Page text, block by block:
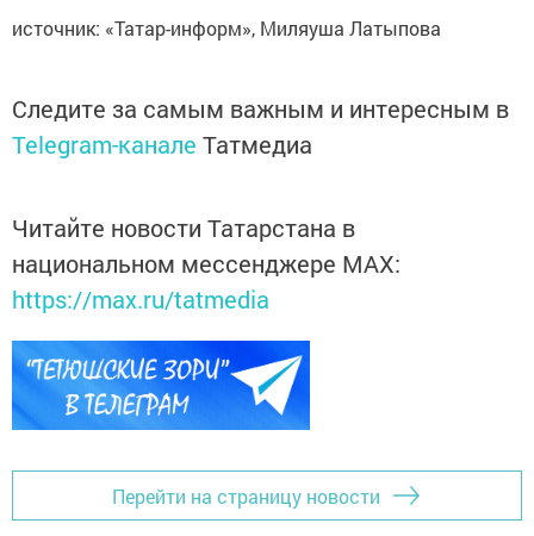
источник: «Татар-информ», Миляуша Латыпова
Следите за самым важным и интересным в
Telegram-канале Татмедиа
Читайте новости Татарстана в
национальном мессенджере MАХ:
https://max.ru/tatmedia
Перейти на страницу новости